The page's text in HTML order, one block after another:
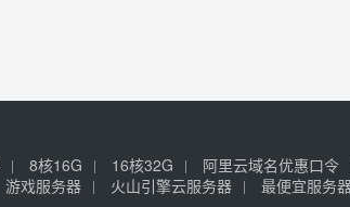
8核16G 16核32G 阿里云域名优惠口令
游戏服务器 火山引擎云服务器 最便宜服务